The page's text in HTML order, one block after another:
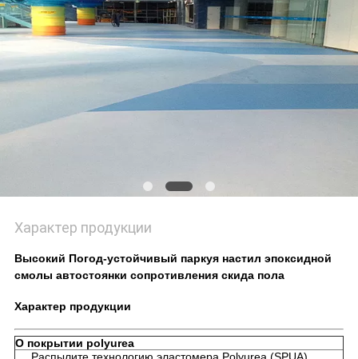
Характер продукции
Высокий Погод-устойчивый паркуя настил эпоксидной
смолы автостоянки сопротивления скида пола
Характер продукции
О покрытии polyurea